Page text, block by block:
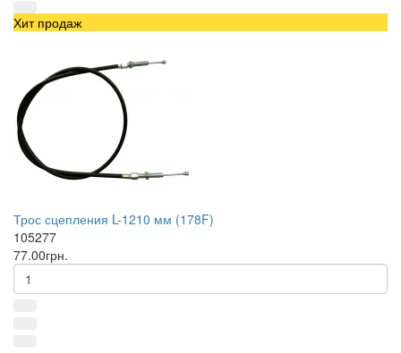
Хит продаж
Трос сцепления L-1210 мм (178F)
105277
77.00грн.